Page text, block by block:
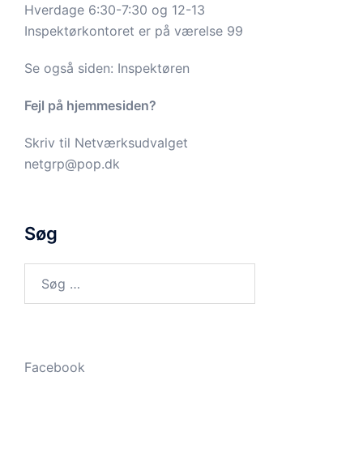
Hverdage 6:30-7:30 og 12-13
Inspektørkontoret er på værelse 99
Se også siden: Inspektøren
Fejl på hjemmesiden?
Skriv til Netværksudvalget
netgrp@pop.dk
Søg
efter:
Facebook